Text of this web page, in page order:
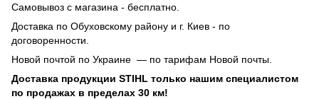
Самовывоз с магазина - бесплатно.
Доставка по Обуховскому району и г. Киев - по
договоренности.
Новой почтой по Украине — по тарифам Новой почты.
Доставка продукции STIHL только нашим специалистом
по продажах в пределах 30 км!